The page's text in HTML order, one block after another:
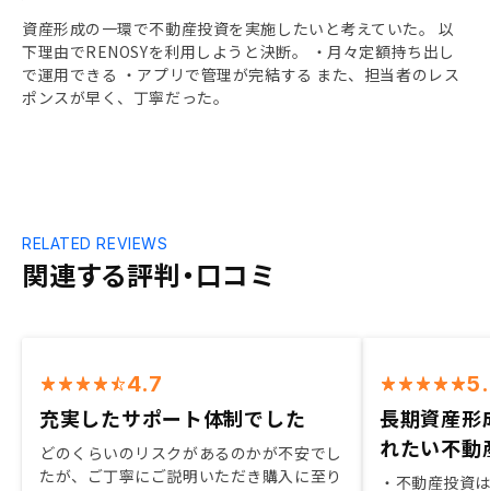
資産形成の一環で不動産投資を実施したいと考えていた。 以
下理由でRENOSYを利用しようと決断。 ・月々定額持ち出し
で運用できる ・アプリで管理が完結する また、担当者のレス
ポンスが早く、丁寧だった。
関連する評判・口コミ
RELATED REVIEWS
4.7
充実したサポート体制でした
どのくらいのリスクがあるのかが不安でし
たが、ご丁寧にご説明いただき購入に至り
長期資産形
れたい不動
・不動産投資